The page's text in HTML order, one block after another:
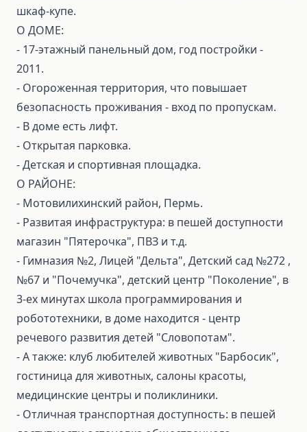
шкаф-купе.
О ДОМЕ:
- 17-этажный панельный дом, год постройки -
2011.
- Огороженная территория, что повышает
безопасность проживания - вход по пропускам.
- В доме есть лифт.
- Открытая парковка.
- Детская и спортивная площадка.
О РАЙОНЕ:
- Мотовилихинский район, Пермь.
- Развитая инфраструктура: в пешей доступности
магазин "Пятерочка", ПВЗ и т.д.
- Гимназия №2, Лицей "Дельта", Детский сад №272 ,
№67 и "Почемучка", детский центр "Поколение", в
3-ех минутах школа программирования и
робототехники, в доме находится - центр
речевого развития детей "Словопотам".
- А также: клуб любителей животных "Барбосик",
гостиница для животных, салоны красоты,
медицинские центры и поликлиники.
- Отличная транспортная доступность: в пешей